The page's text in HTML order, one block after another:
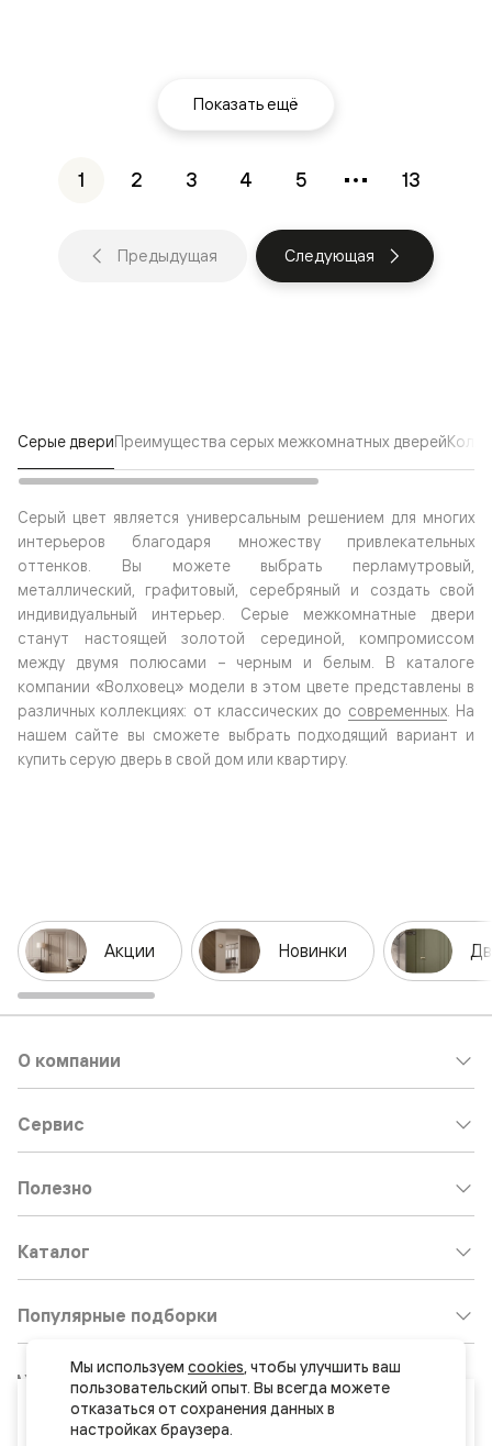
Ваш город
Краснодар
Показать ещё
1 2 3 4 5 13
Предыдущая Следующая
Серые двериПреимущества серых межкомнатных дверей
Серый цвет является универсальным решением для многих
интерьеров благодаря множеству привлекательных
оттенков. Вы можете выбрать перламутровый,
металлический, графитовый, серебряный и создать свой
индивидуальный интерьер. Серые межкомнатные двери
станут настоящей золотой серединой, компромиссом
между двумя полюсами – черным и белым. В каталоге
компании «Волховец» модели в этом цвете представлены в
различных коллекциях: от классических до современных. На
нашем сайте вы сможете выбрать подходящий вариант и
купить серую дверь в свой дом или квартиру.
Акции Новинки
О компании
Сервис
Полезно
Каталог
Популярные подборки
Клиентский центр: 8 800 511 30 95
Почта по общим вопросам:
8800@volhovez.natm.ru
Мы используем cookies, чтобы улучшить ваш
пользовательский опыт. Вы всегда можете
отказаться от сохранения данных в